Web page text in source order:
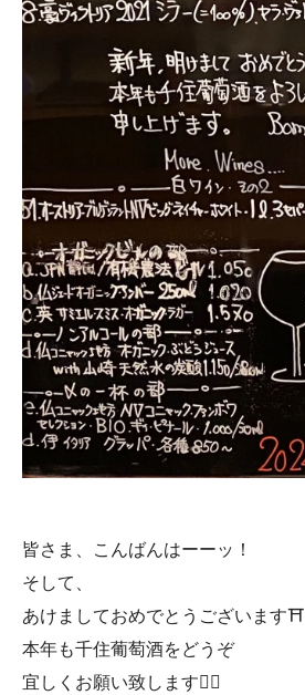
皆さま、こんばんはーーッ！
そして、
あけましておめでとうございます⛩
本年も千住葡萄酒をどうぞ
宜しくお願い致します🙇‍♀️